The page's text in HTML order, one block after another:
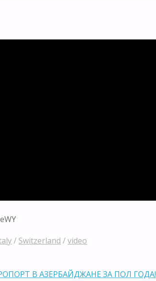
/ Switzerland /video
В АЗЕРБАЙДЖАНЕ ЗА ПОЛ ГОДА!